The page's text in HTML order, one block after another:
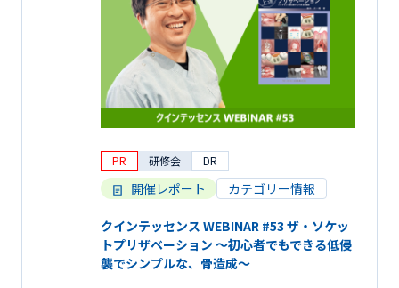
PR 研修会 DR
開催レポート カテゴリー情報
クインテッセンス WEBINAR #53 ザ・ソケッ
トプリザベーション 〜初心者でもできる低侵
襲でシンプルな、骨造成〜